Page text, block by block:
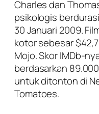
Charles dan
psikologis
30 Januari 2009.
kotor sebesar
Mojo. Skor IMDb-
berdasarkan
untuk ditonton di
Tomatoes.